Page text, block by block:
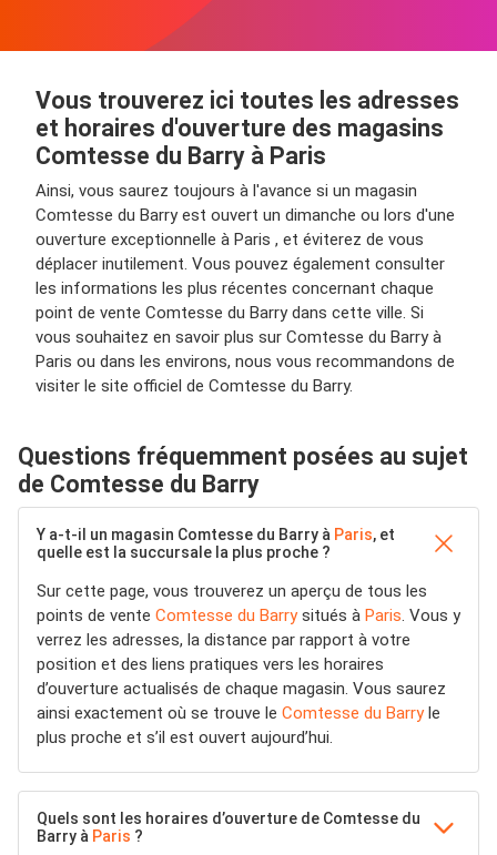
Vous trouverez ici toutes les adresses
et horaires d'ouverture des magasins
Comtesse du Barry à Paris
Ainsi, vous saurez toujours à l'avance si un magasin
Comtesse du Barry est ouvert un dimanche ou lors d'une
ouverture exceptionnelle à Paris , et éviterez de vous
déplacer inutilement. Vous pouvez également consulter
les informations les plus récentes concernant chaque
point de vente Comtesse du Barry dans cette ville. Si
vous souhaitez en savoir plus sur Comtesse du Barry à
Paris ou dans les environs, nous vous recommandons de
visiter le site officiel de Comtesse du Barry.
Questions fréquemment posées au sujet
de Comtesse du Barry
Y a-t-il un magasin Comtesse du Barry à Paris, et
quelle est la succursale la plus proche ?
Sur cette page, vous trouverez un aperçu de tous les
points de vente Comtesse du Barrysitués à Paris. Vous y
verrez les adresses, la distance par rapport à votre
position et des liens pratiques vers les horaires
d’ouverture actualisés de chaque magasin. Vous saurez
ainsi exactement où se trouve le Comtesse du Barryle
plus proche et s’il est ouvert aujourd’hui.
Quels sont les horaires d’ouverture de Comtesse du
Barry à Paris ?